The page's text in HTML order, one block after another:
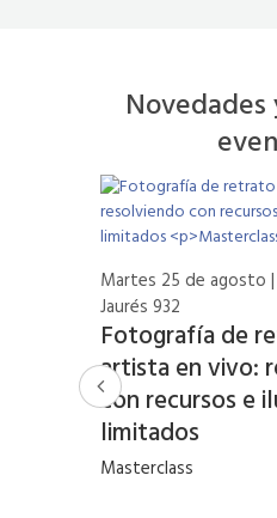
Martes 25 de agosto |
Jaurés 932
Fotografía de
artista en vivo:
con recursos e
limitados
Masterclass